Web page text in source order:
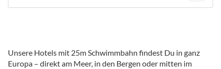
Unsere Hotels mit 25m Schwimmbahn findest Du in ganz
Europa – direkt am Meer, in den Bergen oder mitten im